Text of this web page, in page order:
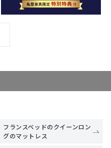
フランスベッドのクイーンロン
グのマットレス